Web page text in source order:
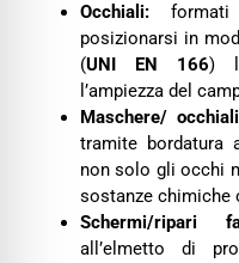
Occhiali:formati
posizionarsi in
(UNI EN 166)
l’ampiezza del
Maschere/
tramite bordatura
non solo gli occhi
sostanze chimiche
Schermi/ripari
all’elmetto di